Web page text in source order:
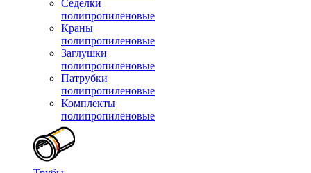
Седелки
полипропиленовые
Краны
полипропиленовые
Заглушки
полипропиленовые
Патрубки
полипропиленовые
Комплекты
полипропиленовые